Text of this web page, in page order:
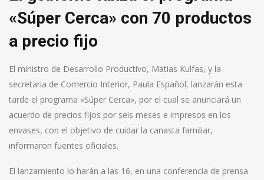
«Súper Cerca» con 70 productos
a precio fijo
El ministro de Desarrollo Productivo, Matias Kulfas, y la
secretaria de Comercio Interior, Paula Español, lanzarán esta
tarde el programa «Súper Cerca», por el cual se anunciará un
acuerdo de precios fijos por seis meses e impresos en los
envases, con el objetivo de cuidar la canasta familiar,
informaron fuentes oficiales.
El lanzamiento lo harán a las 16, en una conferencia de prensa